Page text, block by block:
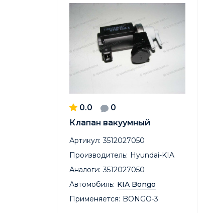
0.0
0
Клапан вакуумный
Артикул: 3512027050
Производитель: Hyundai-KIA
Аналоги: 3512027050
Автомобиль: KIA Bongo
Применяется: BONGO-3